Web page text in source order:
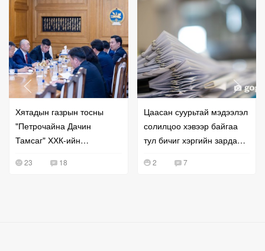
Хятадын газрын тосны
"Петрочайна Дачин
Тамсаг" ХХК-ийн
23 18
Цаасан суурьтай мэдээлэл
солилцоо хэвээр байгаа
тул бичиг хэргийн зардал
2 7